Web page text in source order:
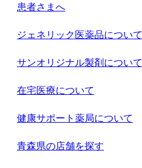
患者さまへ
ジェネリック医薬品について
サンオリジナル製剤について
在宅医療について
健康サポート薬局について
青森県の店舗を探す